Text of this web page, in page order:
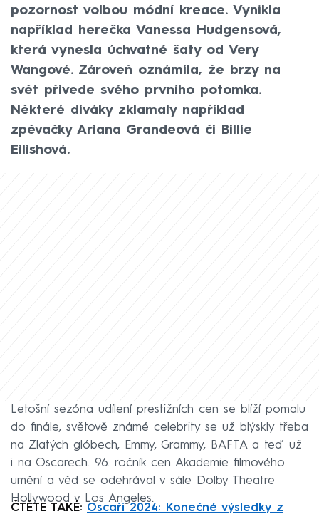
pozornost volbou módní kreace. Vynikla
například herečka Vanessa Hudgensová,
která vynesla úchvatné šaty od Very
Wangové. Zároveň oznámila, že brzy na
svět přivede svého prvního potomka.
Některé diváky zklamaly například
zpěvačky Ariana Grandeová či Billie
Eilishová.
Letošní sezóna udílení prestižních cen se blíží pomalu
do finále, světově známé celebrity se už blýskly třeba
na Zlatých glóbech, Emmy, Grammy, BAFTA a teď už
i na Oscarech. 96. ročník cen Akademie filmového
umění a věd se odehrával v sále Dolby Theatre
Hollywood v Los Angeles.
ČTĚTE TAKÉ: Oscaři 2024: Konečné výsledky z